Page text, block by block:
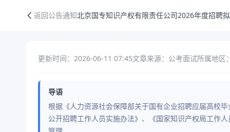
返回公告通知北京国专知识产权有限责任公司2026年度招聘
更新时间：2026-06-11 07:45文章来源：公考面试所属地区
导语
根据《人力资源社会保障部关于国有企业招聘应届高校
公开招聘工作人员实施办法》、《国家知识产权局工作